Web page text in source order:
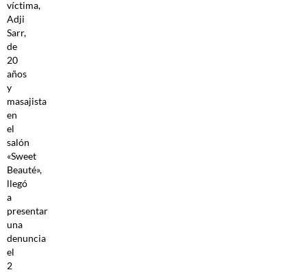
víctima,
Adji
Sarr,
de
20
años
y
masajista
en
el
salón
«Sweet
Beauté»,
llegó
a
presentar
una
denuncia
el
2